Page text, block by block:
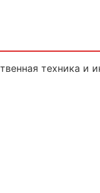
техника и